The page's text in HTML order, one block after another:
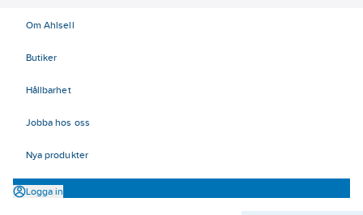
Om Ahlsell
Butiker
Hållbarhet
Jobba hos oss
Nya produkter
Logga in